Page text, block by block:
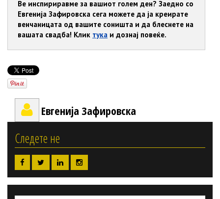
Ве инспириравме за вашиот голем ден? Заедно со
Евгенија Зафировска сега можете да ја креирате
венчаницата од вашите соништа и да блеснете на
вашата свадба! Клик тука и дознај повеќе.
Евгенија Зафировска
Следете не